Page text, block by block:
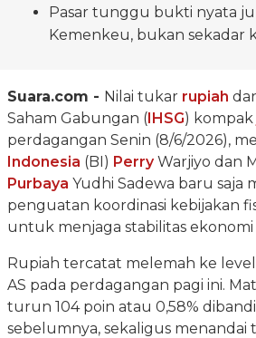
Pasar tunggu bukti nyata
Kemenkeu, bukan sekadar
Suara.com - Nilai tukar rupiah
Saham Gabungan (IHSG) kompak
perdagangan Senin (8/6/2026),
Indonesia (BI) PerryWarjiyo dan
Purbaya Yudhi Sadewa baru saja
penguatan koordinasi kebijakan
untuk menjaga stabilitas
Rupiah tercatat melemah ke level
AS pada perdagangan pagi ini.
turun 104 poin atau 0,58%
sebelumnya, sekaligus menandai